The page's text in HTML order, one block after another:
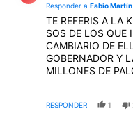
Responder a Fabio Martín
TE REFERIS A LA
SOS DE LOS QUE
CAMBIARIO DE
GOBERNADOR Y
MILLONES DE
BCRA CUANDO
UDOPELOT...
RESPONDER 1